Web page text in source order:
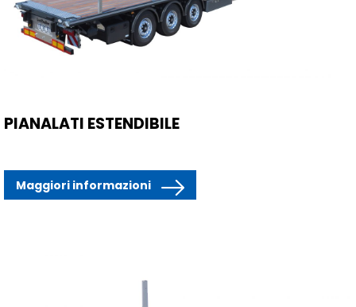
PIANALATI ESTENDIBILE
Maggiori informazioni